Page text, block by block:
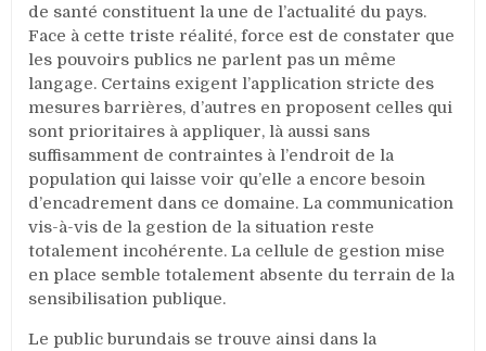
de santé constituent la une de l’actualité du pays.
Face à cette triste réalité, force est de constater que
les pouvoirs publics ne parlent pas un même
langage. Certains exigent l’application stricte des
mesures barrières, d’autres en proposent celles qui
sont prioritaires à appliquer, là aussi sans
suffisamment de contraintes à l’endroit de la
population qui laisse voir qu’elle a encore besoin
d’encadrement dans ce domaine. La communication
vis-à-vis de la gestion de la situation reste
totalement incohérente. La cellule de gestion mise
en place semble totalement absente du terrain de la
sensibilisation publique.
Le public burundais se trouve ainsi dans la